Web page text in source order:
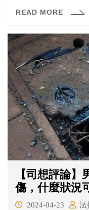
READ MORE
【司想評論
傷，什麼狀況
2024-04-23
法